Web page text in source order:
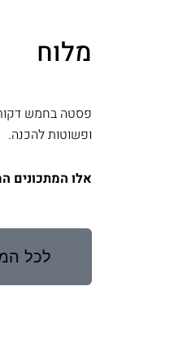
מלוח
פסטה בחמש
ופשוטות להכנה.
אלו המתכונים
לכל